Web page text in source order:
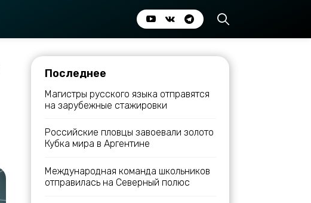
Последнее
Магистры русского языка отправятся
на зарубежные стажировки
Российские пловцы завоевали золото
Кубка мира в Аргентине
Международная команда школьников
отправилась на Северный полюс